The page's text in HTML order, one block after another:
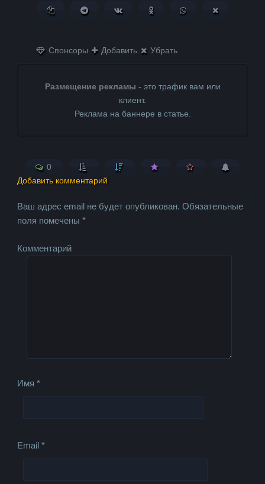
Копировать ссылкуПоделиться в Telegram
Поделиться ВКонтактеПоделиться в
Поделиться в
Спонсоры Добавить Убрать
Размещение рекламы - это трафик вам или
клиент.
Реклама на баннере в статье.
0
Добавить комментарий
Ваш адрес email не будет опубликован. Обязательные
поля помечены*
Комментарий
Имя*
Email*